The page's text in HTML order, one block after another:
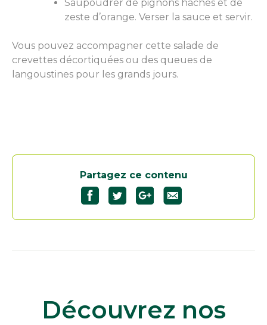
Saupoudrer de pignons hachés et de
zeste d’orange. Verser la sauce et servir.
Vous pouvez accompagner cette salade de
crevettes décortiquées ou des queues de
langoustines pour les grands jours.
Partagez ce contenu
Découvrez nos